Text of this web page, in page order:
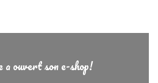
ouvert son e-shop!